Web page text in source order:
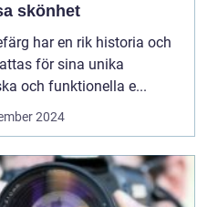
skönhet
har en rik historia och
för sina unika
och funktionella e...
2024